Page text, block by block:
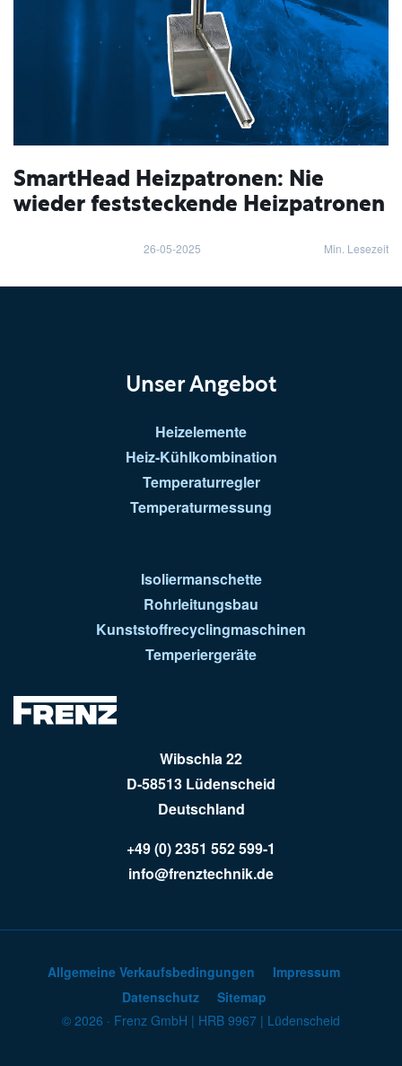
SmartHead Heizpatronen: Nie
wieder feststeckende Heizpatronen
26-05-2025 Min. Lesezeit
Unser Angebot
Heizelemente
Heiz-Kühlkombination
Temperaturregler
Temperaturmessung
Isoliermanschette
Rohrleitungsbau
Kunststoffrecyclingmaschinen
Temperiergeräte
Wibschla 22
D-58513 Lüdenscheid
Deutschland
+49 (0) 2351 552 599-1
info@frenztechnik.de
Allgemeine Verkaufsbedingungen
Impressum
Datenschutz
Sitemap
© 2026 · Frenz GmbH | HRB 9967 | Lüdenscheid